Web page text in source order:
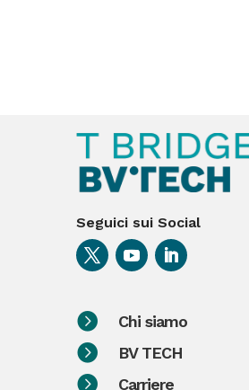
Seguici sui Social
 Chi siamo
 BV TECH
 Carriere